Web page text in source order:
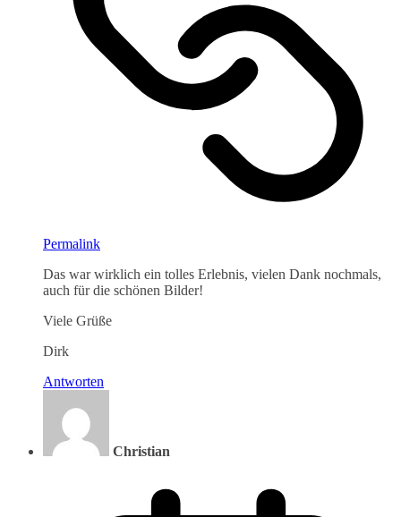
Permalink
Das war wirklich ein tolles Erlebnis, vielen Dank nochmals,
auch für die schönen Bilder!
Viele Grüße
Dirk
Antworten
Christian